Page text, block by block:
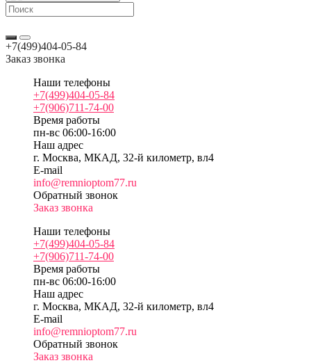
+7(499)404-05-84
Заказ звонка
Наши телефоны
+7(499)404-05-84
+7(906)711-74-00
Время работы
пн-вс 06:00-16:00
Наш адрес
г. Москва, МКАД, 32-й километр, вл4
E-mail
info@remnioptom77.ru
Обратный звонок
Заказ звонка
Наши телефоны
+7(499)404-05-84
+7(906)711-74-00
Время работы
пн-вс 06:00-16:00
Наш адрес
г. Москва, МКАД, 32-й километр, вл4
E-mail
info@remnioptom77.ru
Обратный звонок
Заказ звонка